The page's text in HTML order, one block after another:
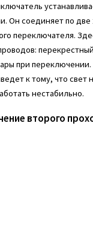
Он соединяет по
переключателя.
при
к тому, что свет
нестабильно.
второго